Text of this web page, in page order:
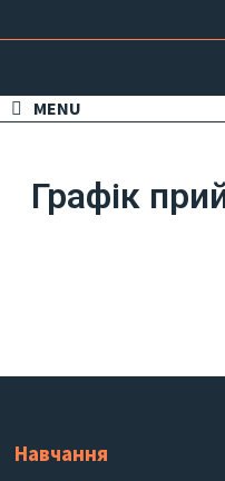
MENU
Графік
Навчання